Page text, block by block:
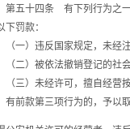
五十四条 有下列行为之一
下罚款：
一）违反国家规定，未经注
二）被依法撤销登记的社会
三）未经许可，擅自经营按
前款第三项行为的，予以